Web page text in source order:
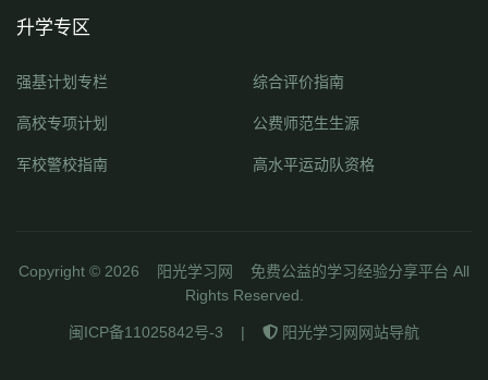
升学专区
强基计划专栏 综合评价指南
高校专项计划 公费师范生生源
军校警校指南 高水平运动队资格
Copyright © 2026 阳光学习网
免费公益的学习经验分享平台 All
Rights Reserved.
闽ICP备11025842号-3 | 阳光学习网网站导航